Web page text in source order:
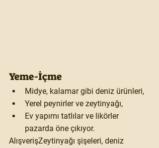
Yeme-İçme
Midye, kalamar gibi deniz ürünleri,
Yerel peynirler ve zeytinyağı,
Ev yapımı tatlılar ve likörler
pazarda öne çıkıyor.
AlışverişZeytinyağı şişeleri, deniz